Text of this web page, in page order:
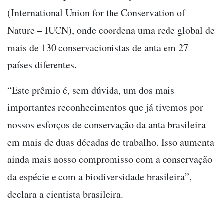
(International Union for the Conservation of
Nature – IUCN), onde coordena uma rede global de
mais de 130 conservacionistas de anta em 27
países diferentes.
“Este prêmio é, sem dúvida, um dos mais
importantes reconhecimentos que já tivemos por
nossos esforços de conservação da anta brasileira
em mais de duas décadas de trabalho. Isso aumenta
ainda mais nosso compromisso com a conservação
da espécie e com a biodiversidade brasileira”,
declara a cientista brasileira.